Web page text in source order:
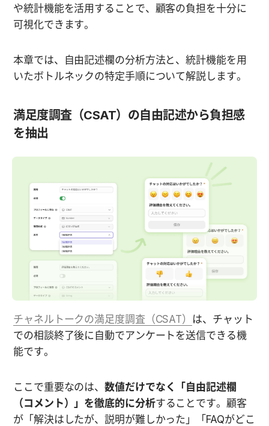
や統計機能を活用することで、顧客の負担を十分に
可視化できます。
本章では、自由記述欄の分析方法と、統計機能を用
いたボトルネックの特定手順について解説します。
満足度調査（CSAT）の自由記述から負担感
を抽出
チャネルトークの満足度調査（CSAT） は、チャット
での相談終了後に自動でアンケートを送信できる機
能です。
ここで重要なのは、数値だけでなく「自由記述欄
（コメント）」を徹底的に分析することです。顧客
が「解決はしたが、説明が難しかった」「FAQがどこ